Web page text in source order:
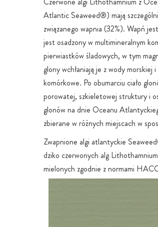
Atlantic Seaweed®) mają
związanego wapnia (32%). Wapń
jest osadzony w multimineralnym
pierwiastków śladowych, w tym
glony wchłaniają je z wody
komórkowe. Po obumarciu ciało
porowatej, szkieletowej struktury i
glonów na dnie Oceanu
zbierane w różnych miejscach w
Zwapnione algi atlantyckie
dziko czerwonych alg
mielonych zgodnie z normami
zapewnia najniższy możliwy
Seaweed® są znacznie poniżej